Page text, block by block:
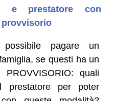
e prestatore con
pagare un
se questi ha un
quali
prestatore per poter